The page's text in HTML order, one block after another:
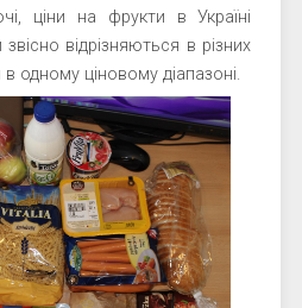
ціни на фрукти в Україні
звісно відрізняються в різних
в одному ціновому діапазоні.